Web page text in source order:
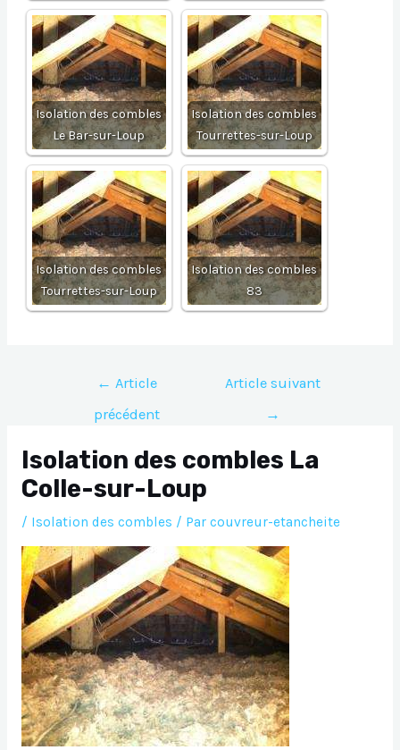
Isolation des combles
Le Bar-sur-Loup
Isolation des combles
Tourrettes-sur-Loup
Isolation des combles
Tourrettes-sur-Loup
Isolation des combles
83
Navigation
l’article
← Article
précédent
Article suivant
→
Isolation des combles La
Colle-sur-Loup
/ Isolation des combles / Par couvreur-etancheite